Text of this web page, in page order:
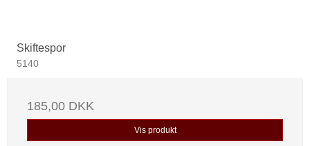
Skiftespor
5140
185,00 DKK
Vis produkt